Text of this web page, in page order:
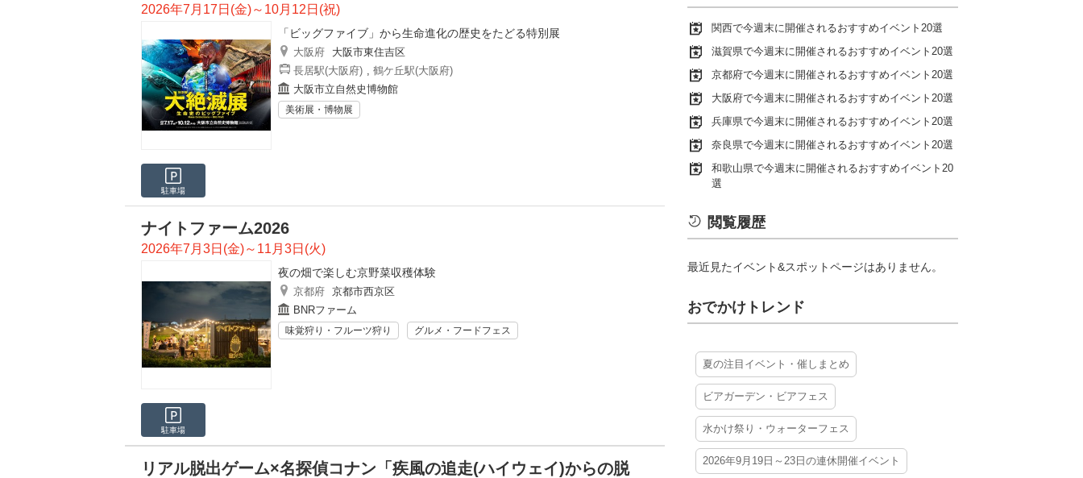
2026年7月17日(金)～10月12日(祝)
「ビッグファイブ」から生命進化の歴史をたどる特別展
大阪府
大阪市東住吉区
長居駅(大阪府) , 鶴ケ丘駅(大阪府)
大阪市立自然史博物館
美術展・博物展
駐車場
ナイトファーム2026
2026年7月3日(金)～11月3日(火)
夜の畑で楽しむ京野菜収穫体験
京都府 京都市西京区
BNRファーム
味覚狩り・フルーツ狩り グルメ・フードフェス
駐車場
リアル脱出ゲーム×名探偵コナン「疾風の追走(ハイウェイ)からの脱
関西で今週末に開催されるおすすめイベント20選
滋賀県で今週末に開催されるおすすめイベント20選
京都府で今週末に開催されるおすすめイベント20選
大阪府で今週末に開催されるおすすめイベント20選
兵庫県で今週末に開催されるおすすめイベント20選
奈良県で今週末に開催されるおすすめイベント20選
和歌山県で今週末に開催されるおすすめイベント20
選
閲覧履歴
最近見たイベント&スポットページはありません。
おでかけトレンド
夏の注目イベント・催しまとめ
ビアガーデン・ビアフェス
水かけ祭り・ウォーターフェス
2026年9月19日～23日の連休開催イベント